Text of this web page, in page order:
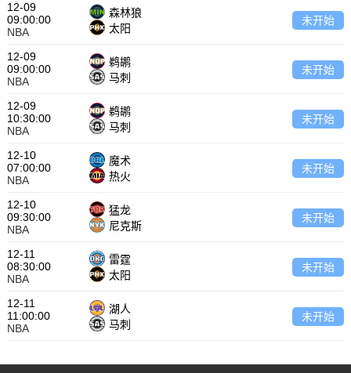
12-09
09:00:00
NBA
森林狼
太阳
未开始
12-09
09:00:00
NBA
鹈鹕
马刺
未开始
12-09
10:30:00
NBA
鹈鹕
马刺
未开始
12-10
07:00:00
NBA
魔术
热火
未开始
12-10
09:30:00
NBA
猛龙
尼克斯
未开始
12-11
08:30:00
NBA
雷霆
太阳
未开始
12-11
11:00:00
NBA
湖人
马刺
未开始